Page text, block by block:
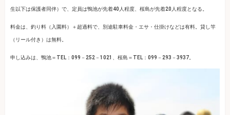
生以下は保護者同伴）で、定員は鴨池が先着40人程度、桜島が先着20人程度となる。
料金は、釣り料（入園料）＋超過料で、別途駐車料金・エサ・仕掛けなどは有料。貸し竿
（リール付き）は無料。
申し込みは、鴨池＝TEL：099－252－1021、桜島＝TEL：099－293－3937。